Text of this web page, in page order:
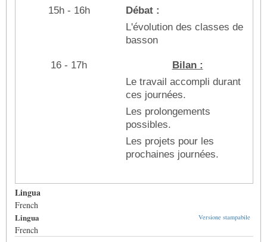
15h - 16h
Débat :
L'évolution des classes de
basson
16 - 17h
Bilan :
Le travail accompli durant
ces journées.
Les prolongements
possibles.
Les projets pour les
prochaines journées.
Lingua
French
Versione stampabile
Lingua
French